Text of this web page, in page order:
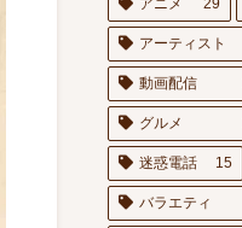
アニメ 29
アーティスト
動画配信
グルメ
迷惑電話 15
バラエティ